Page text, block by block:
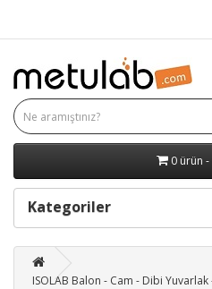
0 ürün -
Kategoriler
ISOLAB Balon - Cam - Dibi